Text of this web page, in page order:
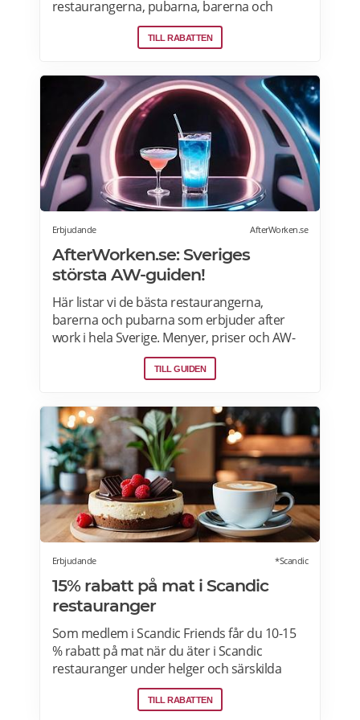
restaurangerna, pubarna, barerna och
vingårdarna som erbjuder öppna och
privata vinprovningar för nybörjare och
Goteborg, Uppsala och andra städer i
Sverige. Läs mer om vinprovningar på
Afterworken.se.
TILL RABATTEN
Erbjudande AfterWorken.se
AfterWorken.se: Sveriges
största AW-guiden!
Här listar vi de bästa restaurangerna,
barerna och pubarna som erbjuder after
work i hela Sverige. Menyer, priser och AW-
TILL GUIDEN
Erbjudande *Scandic
15% rabatt på mat i Scandic
restauranger
Som medlem i Scandic Friends får du 10-15
% rabatt på mat när du äter i Scandic
restauranger under helger och särskilda
helgdagar (vardagar). Rabatten gäller även i
hotellshoppen. Rabatt på mat gäller från
TILL RABATTEN